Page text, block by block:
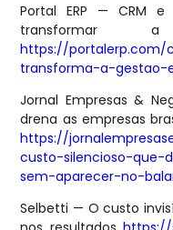
Portal ERP — CRM
transformar
https://
transforma-a-gestao-
Jornal Empresas &
drena as empresas
https://
custo-silencioso-que-
sem-aparecer-no-
Selbetti — O custo